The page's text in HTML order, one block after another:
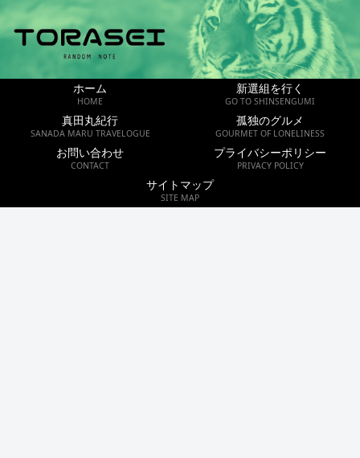
ホーム
HOME
新選組を行く
GO TO SHINSENGUMI
真田丸紀行
SANADA MARU TRAVELOGUE
孤独のグルメ
GOURMET OF LONELINESS
お問い合わせ
CONTACT
プライバシーポリシー
PRIVACY POLICY
サイトマップ
SITE MAP